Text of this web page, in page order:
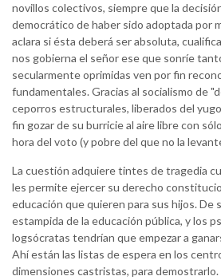
novillos colectivos, siempre que la
democrático de haber sido adoptada por
aclara si ésta deberá ser absoluta,
nos gobierna el señor ese que sonríe
secularmente oprimidas ven por fin
fundamentales. Gracias al socialismo de
ceporros estructurales, liberados del
fin gozar de su burricie al aire libre con
hora del voto (y pobre del que no la
La cuestión adquiere tintes de tragedia
les permite ejercer su derecho
educación que quieren para sus hijos. De
estampida de la educación pública, y los
logsócratas tendrían que empezar a
Ahí están las listas de espera en los
dimensiones castristas, para demostrarlo.